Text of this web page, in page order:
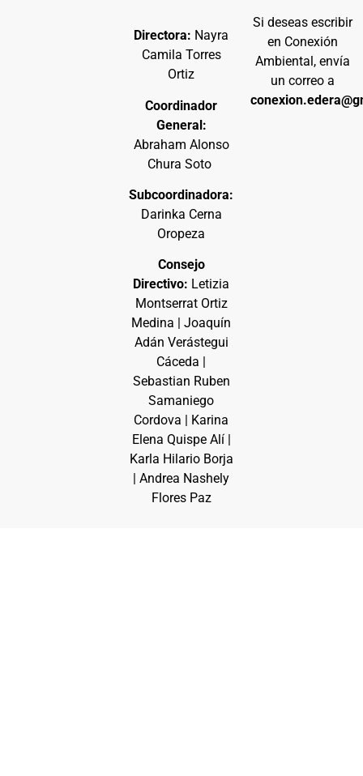
Directora: Nayra
Camila Torres
Ortiz
Coordinador
General:
Abraham Alonso
Chura Soto
Subcoordinadora:
Darinka Cerna
Oropeza
Consejo
Directivo: Letizia
Montserrat Ortiz
Medina | Joaquín
Adán Verástegui
Cáceda |
Sebastian Ruben
Samaniego
Cordova | Karina
Elena Quispe Alí |
Karla Hilario Borja
| Andrea Nashely
Flores Paz
Si deseas escribir
en Conexión
Ambiental, envía
un correo a